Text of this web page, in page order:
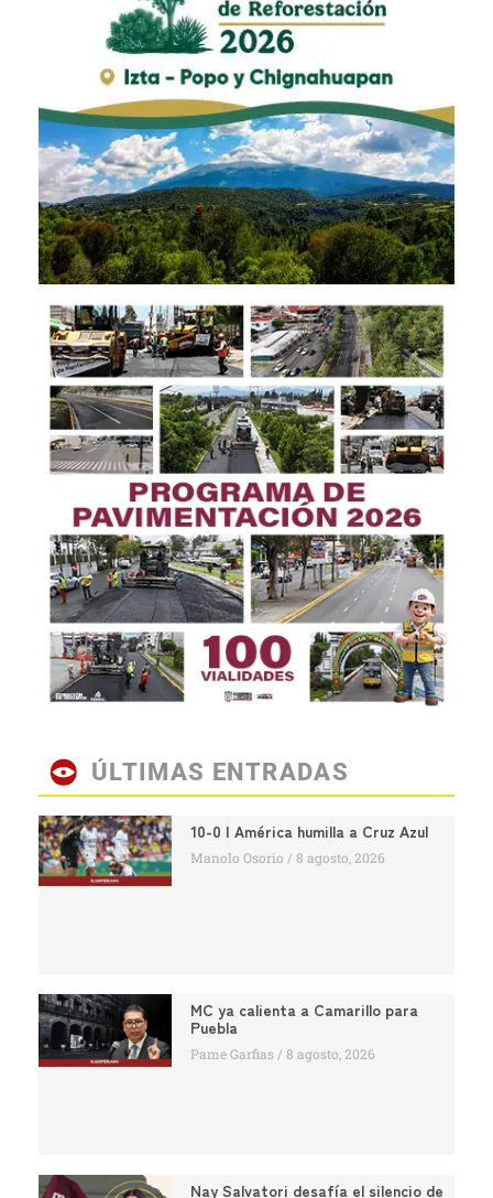
ÚLTIMAS ENTRADAS
10-0 | América humilla a Cruz Azul
Manolo Osorio 8 agosto, 2026
MC ya calienta a Camarillo para
Puebla
Pame Garfias 8 agosto, 2026
Nay Salvatori desafía el silencio de